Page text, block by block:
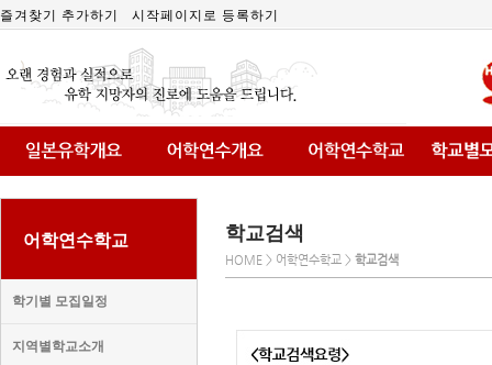
즐겨찾기 추가하기 시작페이지로 등록하기
어학연수학교
학기별 모집일정
지역별학교소개
학교검색
HOME > 어학연수학교 > 학교검색